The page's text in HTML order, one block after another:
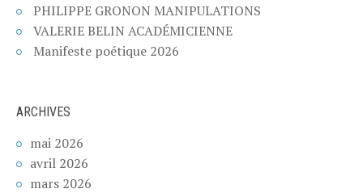
PHILIPPE GRONON MANIPULATIONS
VALERIE BELIN ACADÉMICIENNE
Manifeste poétique 2026
ARCHIVES
mai 2026
avril 2026
mars 2026